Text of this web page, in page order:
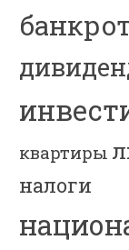
квартиры
налоги